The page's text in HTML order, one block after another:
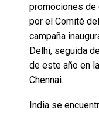
promociones de
por el Comité
campaña
Delhi, seguida
de este año en
Chennai.
India se